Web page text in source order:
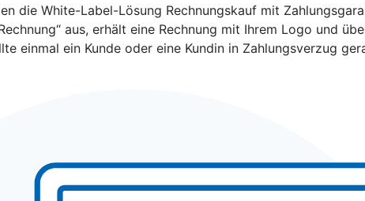
die White-Label-Lösung Rechnungskauf mit
aus, erhält eine Rechnung mit Ihrem Logo und
einmal ein Kunde oder eine Kundin in Zahlungsverzug